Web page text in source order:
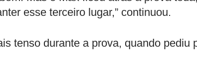
esse terceiro lugar,” continuou.
tenso durante a prova, quando pediu